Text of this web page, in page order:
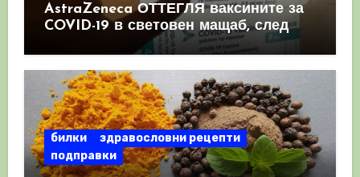
AstraZeneca ОТТЕГЛЯ ваксините за
COVID-19 в световен мащаб, след
като призна, че те причиняват
КРЪВНИ съсиреци
билки
здравословни рецепти
подправки